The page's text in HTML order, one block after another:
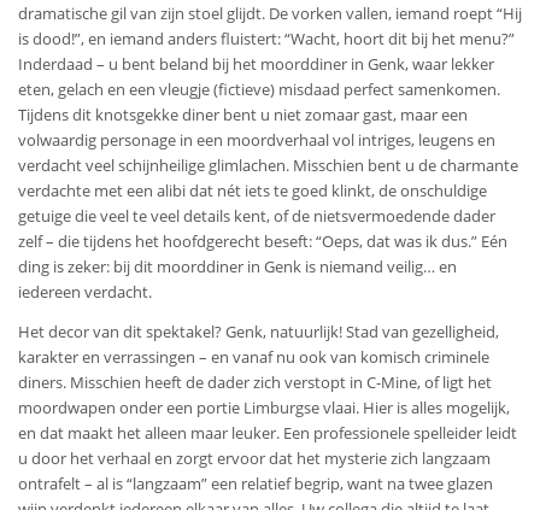
dramatische gil van zijn stoel glijdt. De vorken vallen, iemand roept “Hij
is dood!”, en iemand anders fluistert: “Wacht, hoort dit bij het menu?”
Inderdaad – u bent beland bij het moorddiner in Genk, waar lekker
eten, gelach en een vleugje (fictieve) misdaad perfect samenkomen.
Tijdens dit knotsgekke diner bent u niet zomaar gast, maar een
volwaardig personage in een moordverhaal vol intriges, leugens en
verdacht veel schijnheilige glimlachen. Misschien bent u de charmante
verdachte met een alibi dat nét iets te goed klinkt, de onschuldige
getuige die veel te veel details kent, of de nietsvermoedende dader
zelf – die tijdens het hoofdgerecht beseft: “Oeps, dat was ik dus.” Eén
ding is zeker: bij dit moorddiner in Genk is niemand veilig… en
iedereen verdacht.
Het decor van dit spektakel? Genk, natuurlijk! Stad van gezelligheid,
karakter en verrassingen – en vanaf nu ook van komisch criminele
diners. Misschien heeft de dader zich verstopt in C-Mine, of ligt het
moordwapen onder een portie Limburgse vlaai. Hier is alles mogelijk,
en dat maakt het alleen maar leuker. Een professionele spelleider leidt
u door het verhaal en zorgt ervoor dat het mysterie zich langzaam
ontrafelt – al is “langzaam” een relatief begrip, want na twee glazen